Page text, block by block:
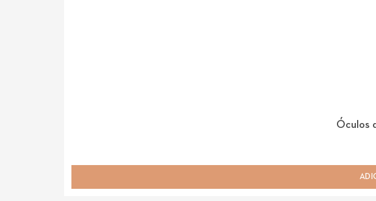
Óculos